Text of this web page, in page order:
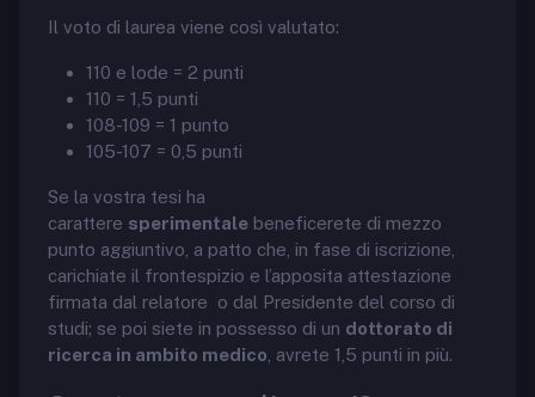
Il voto di laurea viene così valutato:
110 e lode = 2 punti
110 = 1,5 punti
108-109 = 1 punto
105-107 = 0,5 punti
Se la vostra tesi ha
carattere sperimentale beneficerete di mezzo
punto aggiuntivo, a patto che, in fase di iscrizione,
carichiate il frontespizio e l’apposita attestazione
firmata dal relatore o dal Presidente del corso di
studi; se poi siete in possesso di un dottorato di
ricerca in ambito medico , avrete 1,5 punti in più.